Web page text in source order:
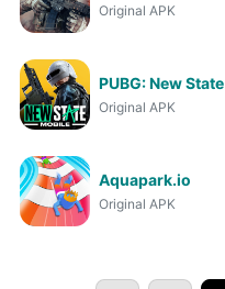
Original APK
PUBG: New State
Original APK
Aquapark.io
Original APK